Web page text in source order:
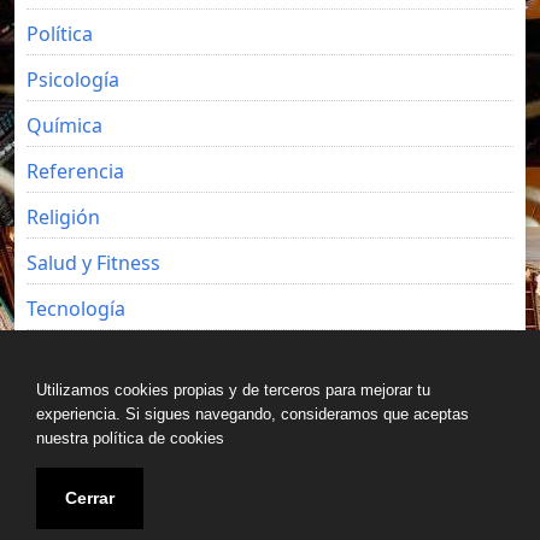
Política
Psicología
Química
Referencia
Religión
Salud y Fitness
Tecnología
Utilizamos cookies propias y de terceros para mejorar tu
experiencia. Si sigues navegando, consideramos que aceptas
nuestra política de cookies
Cerrar